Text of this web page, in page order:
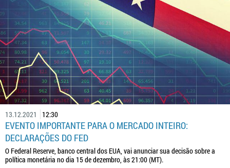
13.12.2021 12:30
EVENTO IMPORTANTE PARA O MERCADO INTEIRO:
DECLARAÇÕES DO FED
O Federal Reserve, banco central dos EUA, vai anunciar sua decisão sobre a
política monetária no dia 15 de dezembro, às 21:00 (MT).